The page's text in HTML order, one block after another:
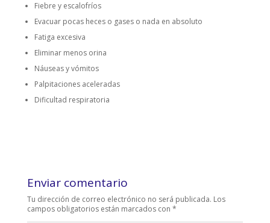
Fiebre y escalofríos
Evacuar pocas heces o gases o nada en absoluto
Fatiga excesiva
Eliminar menos orina
Náuseas y vómitos
Palpitaciones aceleradas
Dificultad respiratoria
Enviar comentario
Tu dirección de correo electrónico no será publicada. Los
campos obligatorios están marcados con *